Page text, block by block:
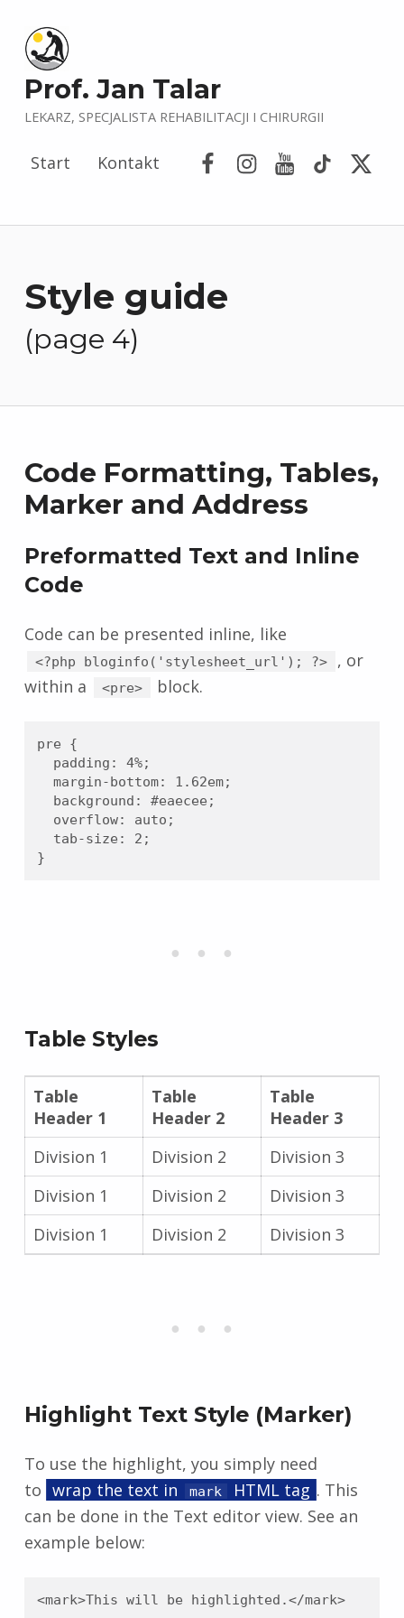
Prof. Jan Talar
LEKARZ, SPECJALISTA REHABILITACJI I CHIRURGII
Start Kontakt
Style guide
(page 4)
Code Formatting, Tables,
Marker and Address
Preformatted Text and Inline
Code
Code can be presented inline, like
<?php bloginfo('stylesheet_url'); ?>
, or
within a
<pre> block.
pre {
	margin-bottom: 1.62em;
}
Table Styles
Table
Header 1
Table
Header 2
Table
Header 3
Division 1
Division 2
Division 3
Division 1
Division 2
Division 3
Division 1
Division 2 Division 3
Highlight Text Style (Marker)
To use the highlight, you simply need
to wrap the text in mark HTML tag . This
can be done in the Text editor view. See an
example below:
<mark>This will be highlighted.</mark>